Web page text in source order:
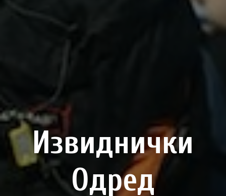
Извиднички
Одред